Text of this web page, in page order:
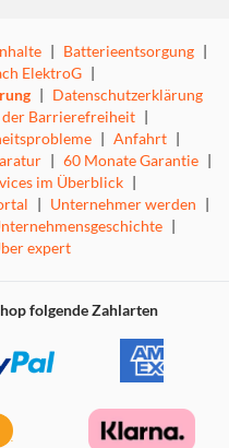
| Batterieentsorgung |
ElektroG |
| Datenschutzerklärung
der Barrierefreiheit |
| Anfahrt |
| 60 Monate Garantie |
im Überblick |
| Unternehmer werden |
|
expert
folgende Zahlarten